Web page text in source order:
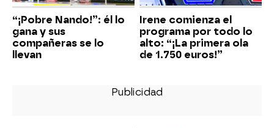
“¡Pobre Nando!”: él lo
gana y sus
compañeras se lo
llevan
Irene comienza el
programa por todo lo
alto: “¡La primera ola
de 1.750 euros!”